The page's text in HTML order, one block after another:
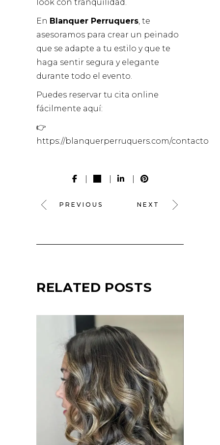
look con tranquilidad.
En Blanquer Perruquers, te
asesoramos para crear un peinado
que se adapte a tu estilo y que te
haga sentir segura y elegante
durante todo el evento.
Puedes reservar tu cita online
fácilmente aquí:
👉
https://blanquerperruquers.com/contacto
PREVIOUS NEXT
RELATED POSTS